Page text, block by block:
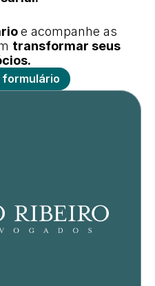
e acompanhe as
transformar seus
formulário